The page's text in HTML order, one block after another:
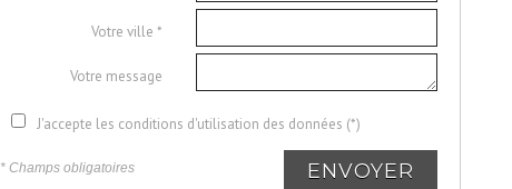
Votre ville *
Votre message
J'accepte les conditions d'utilisation des données (*)
* Champs obligatoires ENVOYER